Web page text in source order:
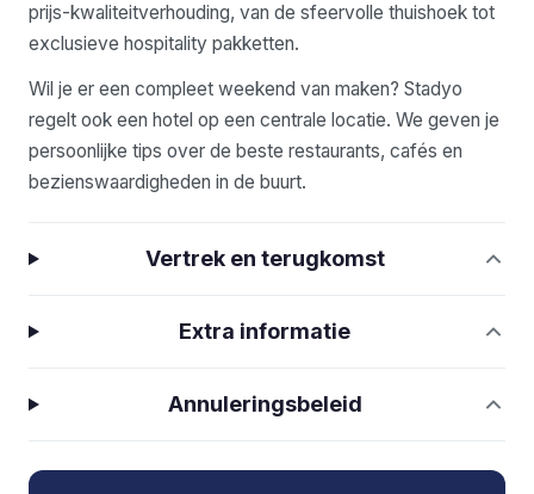
prijs-kwaliteitverhouding, van de sfeervolle thuishoek tot
exclusieve hospitality pakketten.
Wil je er een compleet weekend van maken? Stadyo
regelt ook een hotel op een centrale locatie. We geven je
persoonlijke tips over de beste restaurants, cafés en
bezienswaardigheden in de buurt.
Vertrek en terugkomst
Extra informatie
Annuleringsbeleid